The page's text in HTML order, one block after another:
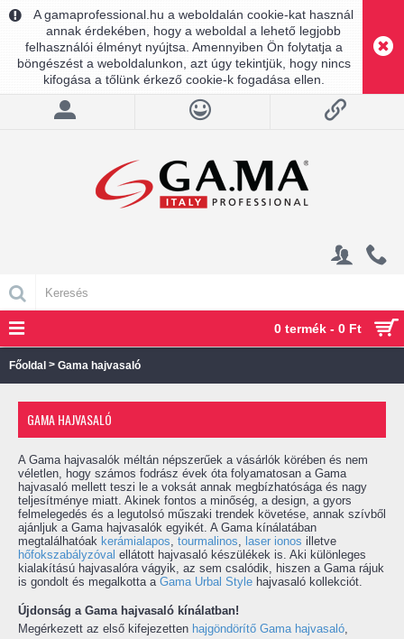
A gamaprofessional.hu a weboldalán cookie-kat használ
annak érdekében, hogy a weboldal a lehető legjobb
felhasználói élményt nyújtsa. Amennyiben Ön folytatja a
böngészést a weboldalunkon, azt úgy tekintjük, hogy nincs
kifogása a tőlünk érkező cookie-k fogadása ellen.
0 termék - 0 Ft
Főoldal > Gama hajvasaló
GAMA HAJVASALÓ
A Gama hajvasalók méltán népszerűek a vásárlók körében és nem
véletlen, hogy számos fodrász évek óta folyamatosan a Gama
hajvasaló mellett teszi le a voksát annak megbízhatósága és nagy
teljesítménye miatt. Akinek fontos a minőség, a design, a gyors
felmelegedés és a legutolsó műszaki trendek követése, annak szívből
ajánljuk a Gama hajvasalók egyikét. A Gama kínálatában
megtalálhatóak kerámialapos, tourmalinos, laser ionos illetve
hőfokszabályzóval ellátott hajvasaló készülékek is. Aki különleges
kialakítású hajvasalóra vágyik, az sem csalódik, hiszen a Gama rájuk
is gondolt és megalkotta a Gama Urbal Style hajvasaló kollekciót.
Újdonság a Gama hajvasaló kínálatban!
Megérkezett az első kifejezetten hajgöndörítő Gama hajvasaló,